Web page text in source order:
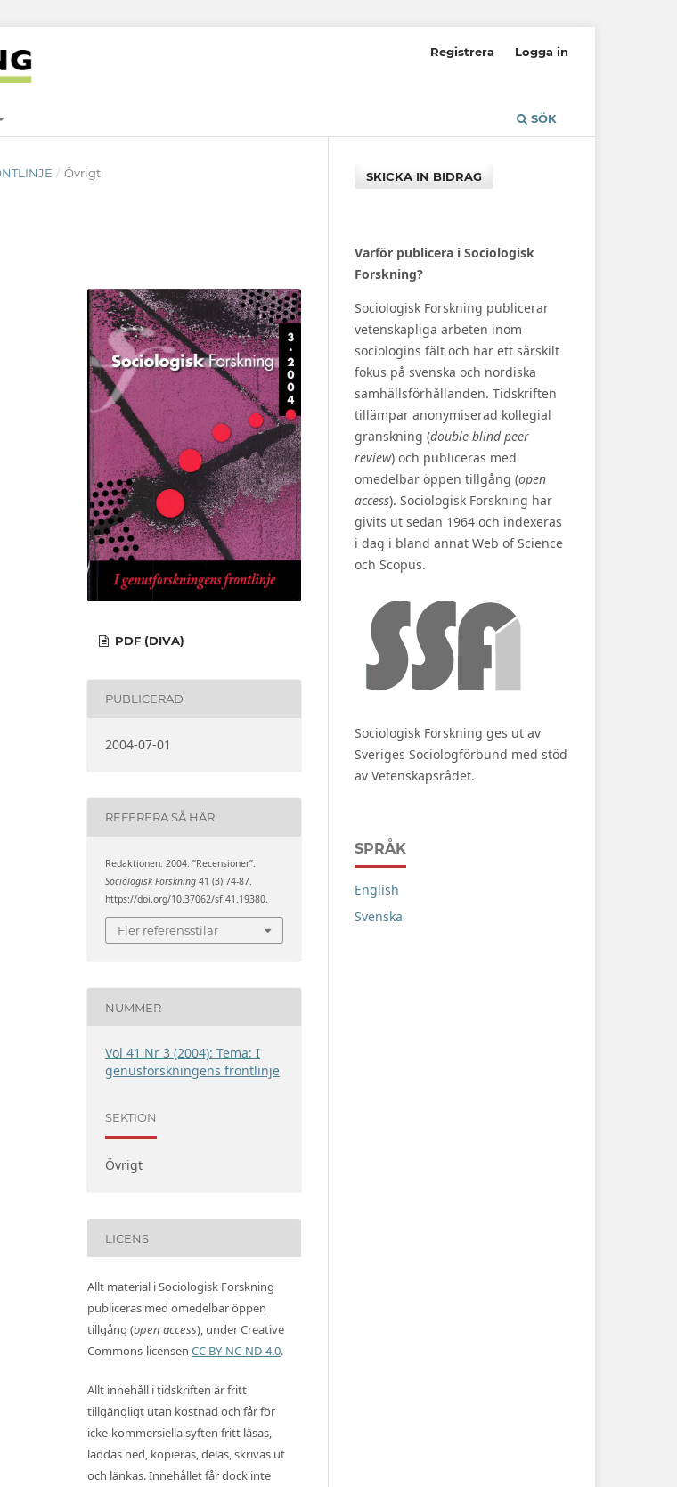
SÖK
Registrera Logga in
/ Övrigt
PDF (DIVA)
PUBLICERAD
2004-07-01
REFERERA SÅ HÄR
Redaktionen. 2004. ”Recensioner”.
Sociologisk Forskning 41 (3):74-87.
https://doi.org/10.37062/sf.41.19380.
Fler referensstilar
NUMMER
Vol 41 Nr 3 (2004): Tema: I
genusforskningens frontlinje
SEKTION
Övrigt
LICENS
Allt material i Sociologisk Forskning
publiceras med omedelbar öppen
tillgång (open access), under Creative
Commons-licensen CC BY-NC-ND 4.0.
Allt innehåll i tidskriften är fritt
tillgängligt utan kostnad och får för
icke-kommersiella syften fritt läsas,
laddas ned, kopieras, delas, skrivas ut
och länkas. Innehållet får dock inte
SKICKA IN BIDRAG
Varför publicera i Sociologisk
Forskning?
Sociologisk Forskning publicerar
vetenskapliga arbeten inom
sociologins fält och har ett särskilt
fokus på svenska och nordiska
samhällsförhållanden. Tidskriften
tillämpar anonymiserad kollegial
granskning (double blind peer
review) och publiceras med
omedelbar öppen tillgång (open
access). Sociologisk Forskning har
givits ut sedan 1964 och indexeras
i dag i bland annat Web of Science
och Scopus.
Sociologisk Forskning ges ut av
Sveriges Sociologförbund med stöd
av Vetenskapsrådet.
SPRÅK
English
Svenska